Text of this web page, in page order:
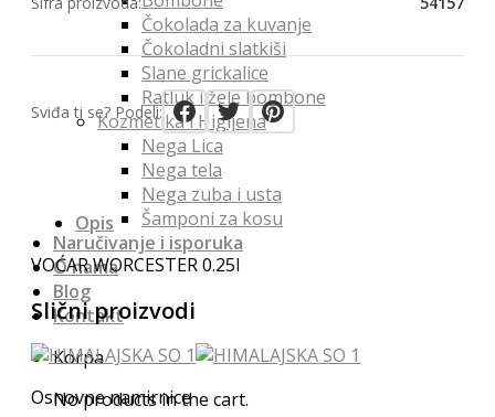
Čokolada za kuvanje
Čokoladni slatkiši
Slane grickalice
Ratluk i žele bombone
Kozmetika i Higijena
Nega Lica
Nega tela
Nega zuba i usta
Šamponi za kosu
Naručivanje i isporuka
O nama
Blog
Kontakt
Korpa
No products in the cart.
Sviđa ti se? Podeli:
Opis
VOĆAR WORCESTER 0.25l
Slični proizvodi
Osnovne namirnice